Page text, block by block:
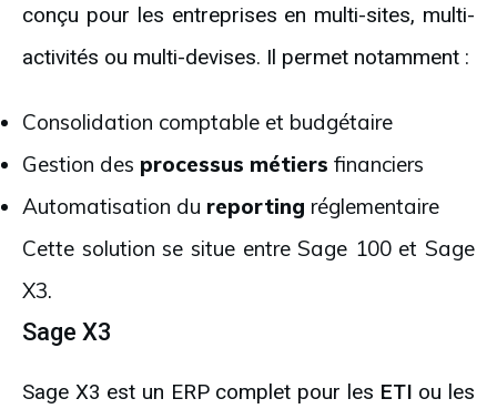
conçu pour les entreprises en multi-sites, multi-
activités ou multi-devises. Il permet notamment :
Consolidation comptable et budgétaire
Gestion des processus métiers financiers
Automatisation du reporting réglementaire
Cette solution se situe entre Sage 100 et Sage
X3.
Sage X3
Sage X3 est un ERP complet pour les ETI ou les